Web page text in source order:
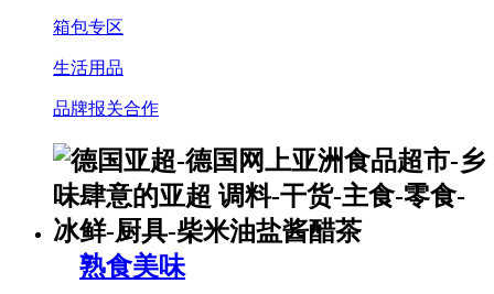
箱包专区
生活用品
品牌报关合作
熟食美味